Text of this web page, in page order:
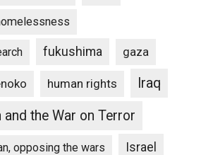
fukushima gaza
human rights
Iraq
and the War on Terror
opposing the wars Israel